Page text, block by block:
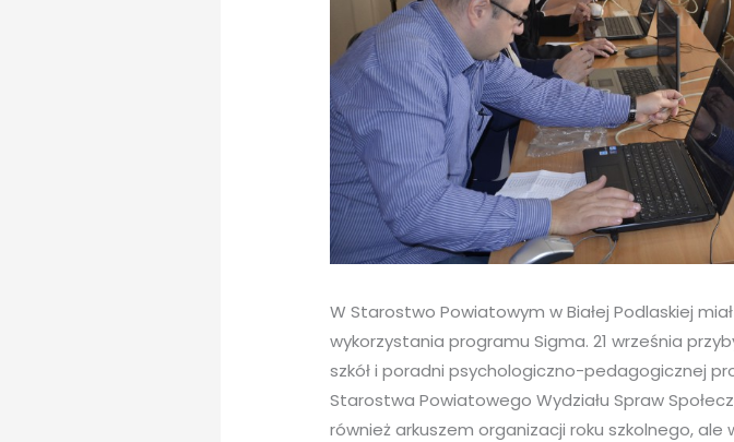
W Starostwo Powiatowym w Białej Podlaskiej
wykorzystania programu Sigma. 21 września
szkół i poradni psychologiczno-pedagogicznej
Starostwa Powiatowego Wydziału Spraw
również arkuszem organizacji roku szkolnego,